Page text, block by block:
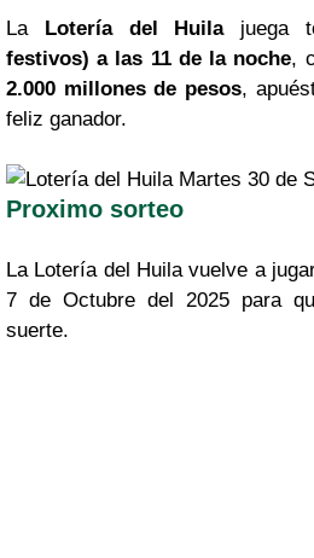
La Lotería del Huilajuega
festivos) a las 11 de la noche,
2.000 millones de pesos,
feliz ganador.
Proximo sorteo
La Lotería del Huila vuelve a
7 de Octubre del 2025 para
suerte.